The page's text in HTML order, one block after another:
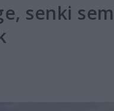
senki sem